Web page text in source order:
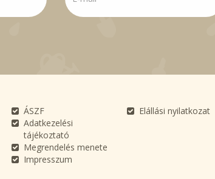
ÁSZF
Adatkezelési
tájékoztató
Megrendelés menete
Impresszum
Elállási nyilatkozat